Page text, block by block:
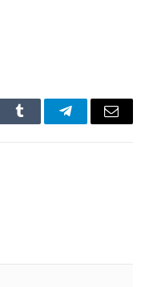
Tumblr TelegramEmail